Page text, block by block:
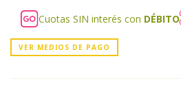
Cuotas SIN interés con DÉBITO
VER MEDIOS DE PAGO